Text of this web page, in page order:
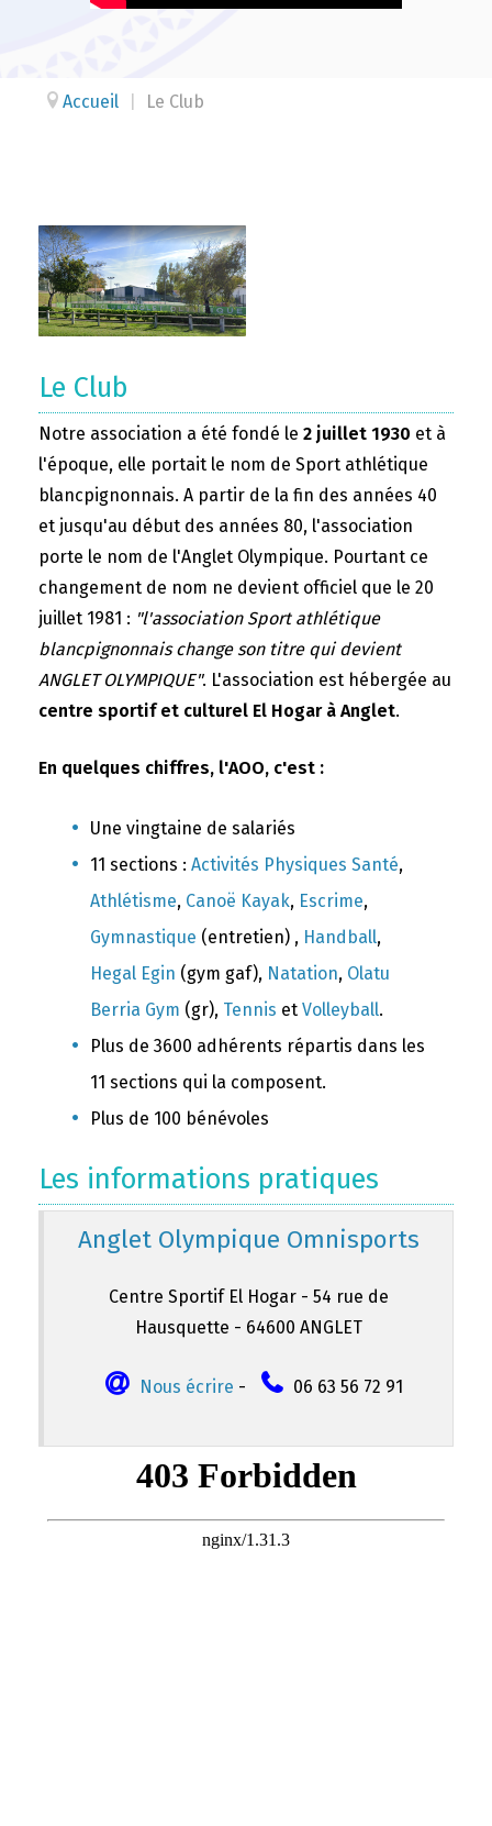
Accueil Le Club
Le Club
Notre association a été fondé le 2 juillet 1930 et à
l'époque, elle portait le nom de Sport athlétique
blancpignonnais. A partir de la fin des années 40
et jusqu'au début des années 80, l'association
porte le nom de l'Anglet Olympique. Pourtant ce
changement de nom ne devient officiel que le 20
juillet 1981 : "l'association Sport athlétique
blancpignonnais change son titre qui devient
ANGLET OLYMPIQUE". L'association est hébergée au
centre sportif et culturel El Hogar à Anglet.
En quelques chiffres, l'AOO, c'est :
Une vingtaine de salariés
11 sections : Activités Physiques Santé,
Athlétisme, Canoë Kayak, Escrime,
Gymnastique (entretien) , Handball,
Hegal Egin (gym gaf), Natation, Olatu
Berria Gym (gr), Tennis et Volleyball.
Plus de 3600 adhérents répartis dans les
11 sections qui la composent.
Plus de 100 bénévoles
Les informations pratiques
Anglet Olympique Omnisports
Centre Sportif El Hogar - 54 rue de
Hausquette - 64600 ANGLET
Nous écrire - 06 63 56 72 91